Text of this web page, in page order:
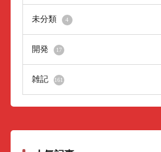
未分類 4
開発 17
雑記 161